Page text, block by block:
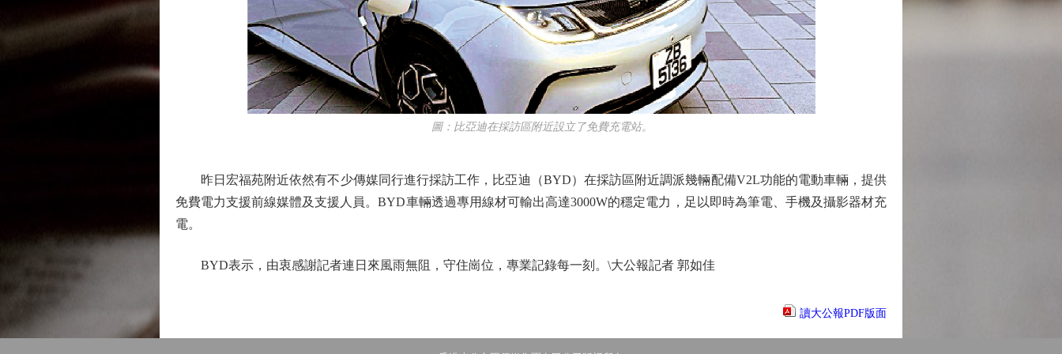
圖：比亞迪在採訪區附近設立了免費充電站。
昨日宏福苑附近依然有不少傳媒同行進行採訪工作，比亞迪（BYD）在採訪區附近調派幾輛配備V2L功能的電動車輛，提供
免費電力支援前線媒體及支援人員。BYD車輛透過專用線材可輸出高達3000W的穩定電力，足以即時為筆電、手機及攝影器材充
電。
BYD表示，由衷感謝記者連日來風雨無阻，守住崗位，專業記錄每一刻。\大公報記者 郭如佳
讀大公報PDF版面